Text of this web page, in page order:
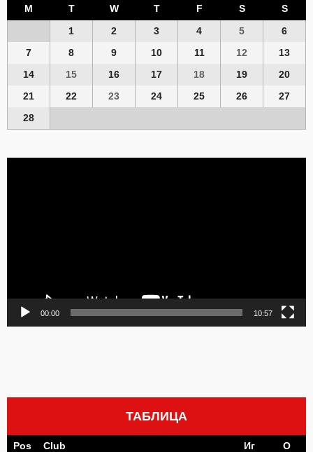
M T W T F S
S
1
2 3 4 5
6
7
8 9 10 11 12
13
14
15 16 17 18 19
20
21
22 23 24 25 26
27
28
00:00 10:57
ТАБЛИЦА
Pos Club Иг О